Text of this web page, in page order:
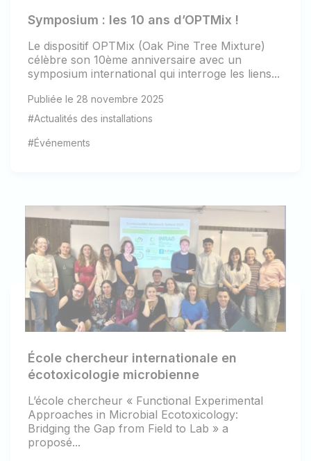
Symposium : les 10 ans d’OPTMix !
Le dispositif OPTMix (Oak Pine Tree Mixture)
célèbre son 10ème anniversaire avec un
symposium international qui interroge les liens...
Publiée le 28 novembre 2025
#Actualités des installations
#Événements
École chercheur internationale en
écotoxicologie microbienne
L’école chercheur « Functional Experimental
Approaches in Microbial Ecotoxicology:
Bridging the Gap from Field to Lab » a
proposé...